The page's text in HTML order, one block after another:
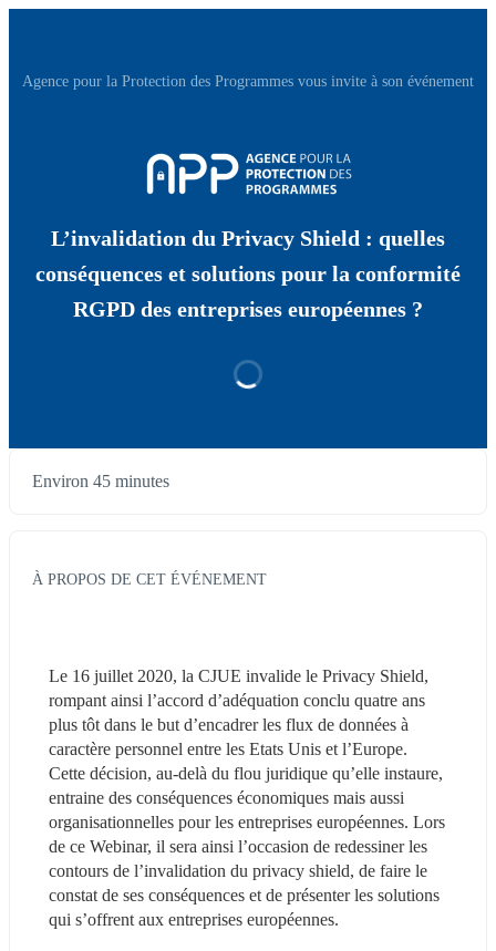
Agence pour la Protection des Programmes vous invite à son événement
L’invalidation du Privacy Shield : quelles
conséquences et solutions pour la conformité
RGPD des entreprises européennes ?
Environ 45 minutes
À PROPOS DE CET ÉVÉNEMENT
Le 16 juillet 2020, la CJUE invalide le Privacy Shield,
rompant ainsi l’accord d’adéquation conclu quatre ans
plus tôt dans le but d’encadrer les flux de données à
caractère personnel entre les Etats Unis et l’Europe.
Cette décision, au-delà du flou juridique qu’elle instaure,
entraine des conséquences économiques mais aussi
organisationnelles pour les entreprises européennes. Lors
de ce Webinar, il sera ainsi l’occasion de redessiner les
contours de l’invalidation du privacy shield, de faire le
constat de ses conséquences et de présenter les solutions
qui s’offrent aux entreprises européennes.